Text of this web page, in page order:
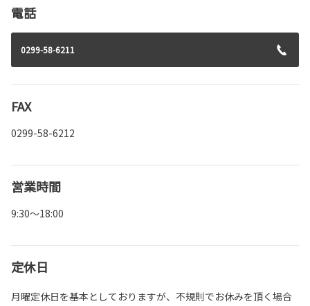
電話
0299-58-6211
FAX
0299-58-6212
営業時間
9:30～18:00
定休日
月曜定休日を基本としておりますが、不規則でお休みを頂く場合